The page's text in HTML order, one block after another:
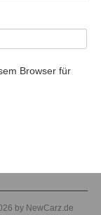
Browser für
by NewCarz.de